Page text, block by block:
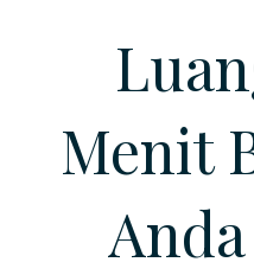
Menit